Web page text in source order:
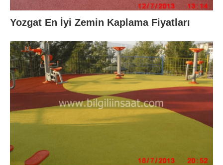
Yozgat En İyi Zemin Kaplama Fiyatları